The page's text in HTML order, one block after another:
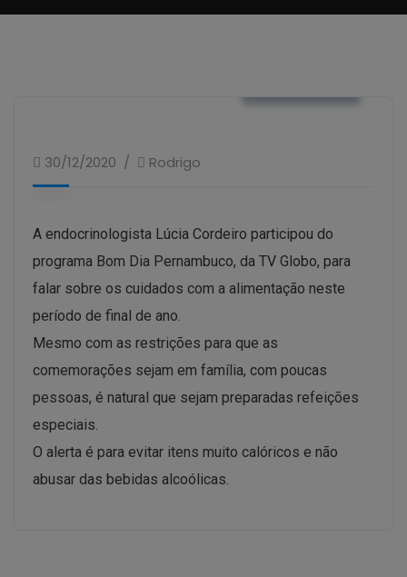
30/12/2020 Rodrigo
A endocrinologista Lúcia Cordeiro participou do
programa Bom Dia Pernambuco, da TV Globo, para
falar sobre os cuidados com a alimentação neste
período de final de ano.
Mesmo com as restrições para que as
comemorações sejam em família, com poucas
pessoas, é natural que sejam preparadas refeições
especiais.
O alerta é para evitar itens muito calóricos e não
abusar das bebidas alcoólicas.